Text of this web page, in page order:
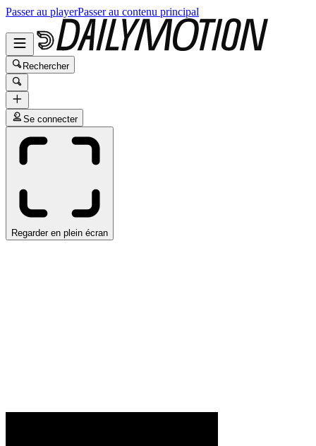
Passer au playerPasser au contenu principal
Rechercher
Se connecter
Regarder en plein écran